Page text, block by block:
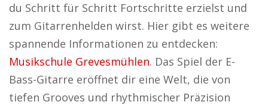
du Schritt für Schritt Fortschritte erzielst und
zum Gitarrenhelden wirst. Hier gibt es weitere
spannende Informationen zu entdecken:
Musikschule Grevesmühlen. Das Spiel der E-
Bass-Gitarre eröffnet dir eine Welt, die von
tiefen Grooves und rhythmischer Präzision